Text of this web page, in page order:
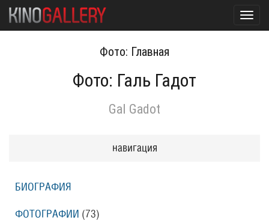
Фото: Главная
Фото: Галь Гадот
Gal Gadot
навигация
БИОГРАФИЯ
ФОТОГРАФИИ (73)